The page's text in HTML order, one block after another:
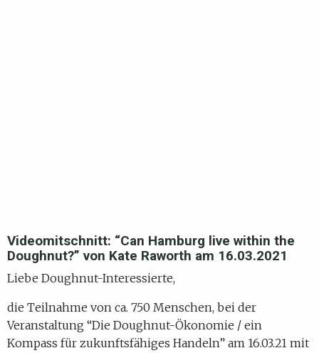
Videomitschnitt: “Can Hamburg live within the
Doughnut?” von Kate Raworth am 16.03.2021
Liebe Doughnut-Interessierte,
die Teilnahme von ca. 750 Menschen, bei der
Veranstaltung “Die Doughnut-Ökonomie / ein
Kompass für zukunftsfähiges Handeln” am 16.03.21 mit